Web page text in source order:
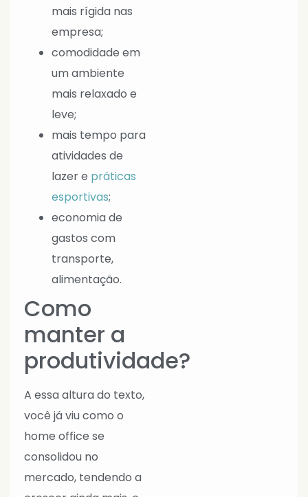
mais rígida nas
empresa;
comodidade em
um ambiente
mais relaxado e
leve;
mais tempo para
atividades de
lazer e práticas
esportivas;
economia de
gastos com
transporte,
alimentação.
Como
manter a
produtividade?
A essa altura do texto,
você já viu como o
home office se
consolidou no
mercado, tendendo a